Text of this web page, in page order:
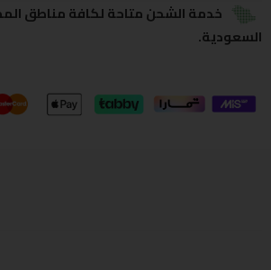
خدمة الشحن متاحة لكافة مناطق
السعودية.